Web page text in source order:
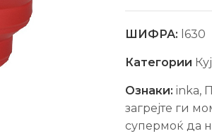
ШИФРА: l630
Категории
Ознаки: inka,
загрејте ги
супермоќ да